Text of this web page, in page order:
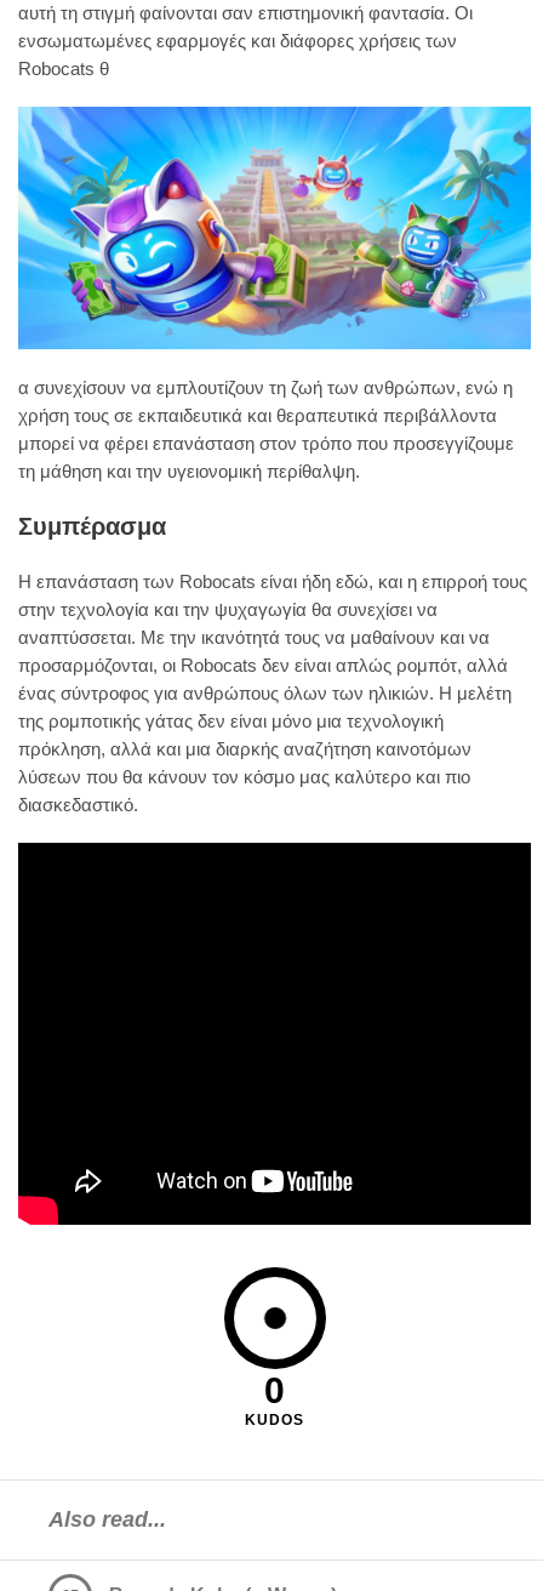
αυτή τη στιγμή φαίνονται σαν επιστημονική φαντασία. Οι
ενσωματωμένες εφαρμογές και διάφορες χρήσεις των
Robocats θ
α συνεχίσουν να εμπλουτίζουν τη ζωή των ανθρώπων, ενώ η
χρήση τους σε εκπαιδευτικά και θεραπευτικά περιβάλλοντα
μπορεί να φέρει επανάσταση στον τρόπο που προσεγγίζουμε
τη μάθηση και την υγειονομική περίθαλψη.
Συμπέρασμα
Η επανάσταση των Robocats είναι ήδη εδώ, και η επιρροή τους
στην τεχνολογία και την ψυχαγωγία θα συνεχίσει να
αναπτύσσεται. Με την ικανότητά τους να μαθαίνουν και να
προσαρμόζονται, οι Robocats δεν είναι απλώς ρομπότ, αλλά
ένας σύντροφος για ανθρώπους όλων των ηλικιών. Η μελέτη
της ρομποτικής γάτας δεν είναι μόνο μια τεχνολογική
πρόκληση, αλλά και μια διαρκής αναζήτηση καινοτόμων
λύσεων που θα κάνουν τον κόσμο μας καλύτερο και πιο
διασκεδαστικό.
0
KUDOS
Also read...